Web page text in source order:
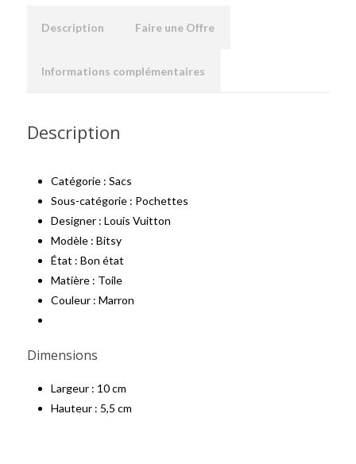
Description Faire une Offre
Informations complémentaires
Description
Catégorie : Sacs
Sous-catégorie : Pochettes
Designer : Louis Vuitton
Modèle : Bitsy
État : Bon état
Matière : Toile
Couleur : Marron
Dimensions
Largeur : 10 cm
Hauteur : 5,5 cm